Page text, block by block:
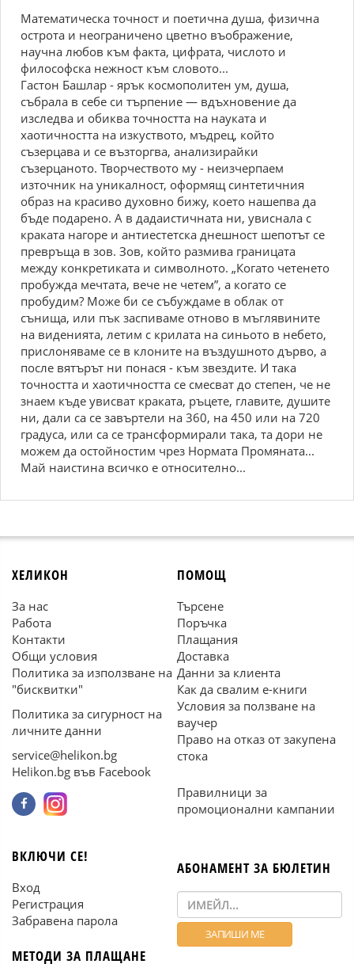
Математическа точност и поетична душа, физична
острота и неограничено цветно въображение,
научна любов към факта, цифрата, числото и
философска нежност към словото...
Гастон Башлар - ярък космополитен ум, душа,
събрала в себе си търпение — вдъхновение да
изследва и обиква точността на науката и
хаотичността на изкуството, мъдрец, който
съзерцава и се възторгва, анализирайки
съзерцаното. Творчеството му - неизчерпаем
източник на уникалност, оформящ синтетичния
образ на красиво духовно бижу, което нашепва да
бъде подарено. А в дадаистичната ни, увиснала с
краката нагоре и антиестетска днешност шепотът се
превръща в зов. Зов, който размива границата
между конкретиката и символното. „Когато четенето
пробужда мечтата, вече не четем”, а когато се
пробудим? Може би се събуждаме в облак от
сънища, или пък заспиваме отново в мъглявините
на виденията, летим с крилата на синьото в небето,
прислоняваме се в клоните на въздушното дърво, а
после вятърът ни понася - към звездите. И така
точността и хаотичността се смесват до степен, че не
знаем къде увисват краката, ръцете, главите, душите
ни, дали са се завъртели на 360, на 450 или на 720
градуса, или са се трансформирали така, та дори не
можем да остойностим чрез Нормата Промяната...
Май наистина всичко е относително...
ХЕЛИКОН
За нас
Работа
Контакти
Общи условия
Политика за използване на
"бисквитки"
Политика за сигурност на
личните данни
service@helikon.bg
Helikon.bg във Facebook
ПОМОЩ
Търсене
Поръчка
Плащания
Доставка
Данни за клиента
Как да свалим е-книги
Условия за ползване на
ваучер
Право на отказ от закупена
стока
Правилници за
промоционални кампании
ВКЛЮЧИ СЕ!
Вход
Регистрация
Забравена парола
МЕТОДИ ЗА ПЛАЩАНЕ
АБОНАМЕНТ ЗА БЮЛЕТИН